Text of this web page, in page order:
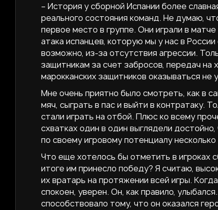
– История у сборной Испании более
реального состояния команд. Не думаю,
первое место в группе. Они играли в
атака испанцев, которую мы у нас в
возможно, из-за отсутствия агрессии.
защитникам за счет забросов, передач на
марокканских защитников оказываться не
Мне очень приятно было смотреть, как в
мяч, сыграть в пас и выйти в контратаку.
стали играть на отбой. Плюс ко всему
схватках один в один выглядели
по своему игровому потенциалу
Что еще хотелось бы отметить в игроках
итоге им принесло победу? Я считаю,
их вратарь на протяжении всей игры.
спокоен, уверен. Он, как правило,
способствовало тому, что он оказался